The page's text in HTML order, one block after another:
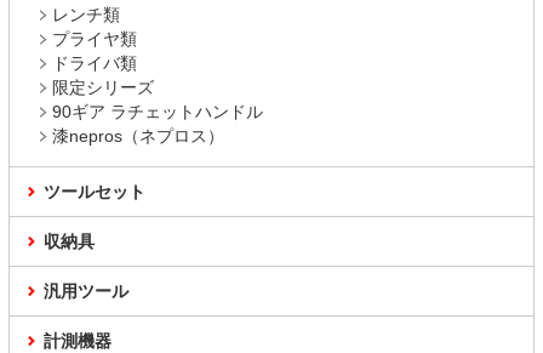
レンチ類
プライヤ類
ドライバ類
限定シリーズ
90ギア ラチェットハンドル
漆nepros（ネプロス）
ツールセット
収納具
汎用ツール
計測機器